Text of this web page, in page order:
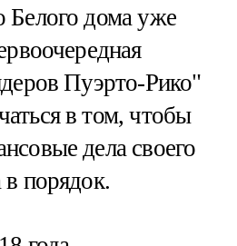
Белого дома уже
Пуэрто-Рико"
в том, чтобы
дела своего
в порядок.